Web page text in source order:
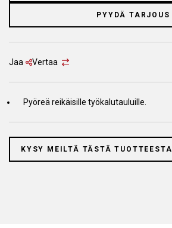
PYYDÄ TARJOUS
Jaa Vertaa
Pyöreä reikäisille työkalutauluille.
KYSY MEILTÄ TÄSTÄ TUOTTEESTA